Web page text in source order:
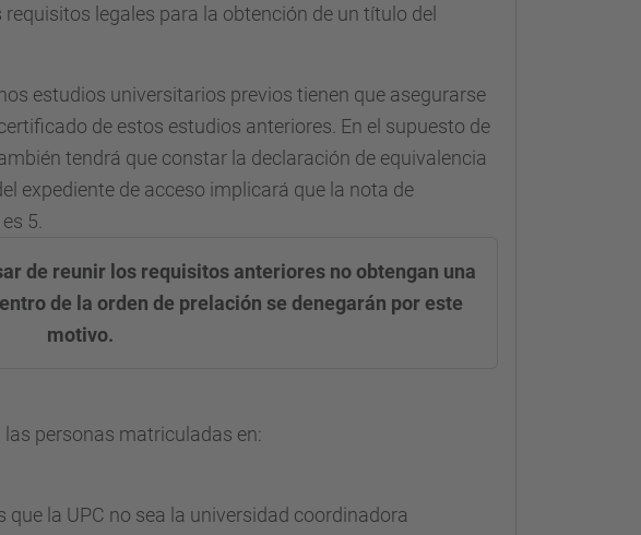
legales para la obtención de un título del
estudios universitarios previos tienen que asegurarse
de estos estudios anteriores. En el supuesto de
tendrá que constar la declaración de equivalencia
expediente de acceso implicará que la nota de
5.
de reunir los requisitos anteriores no obtengan una
de la orden de prelación se denegarán por este
motivo.
personas matriculadas en:
la UPC no sea la universidad coordinadora